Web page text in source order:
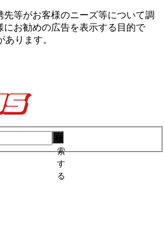
先等がお客様のニーズ等について調
にお勧めの広告を表⽰する⽬的で
あります。
索
す
る